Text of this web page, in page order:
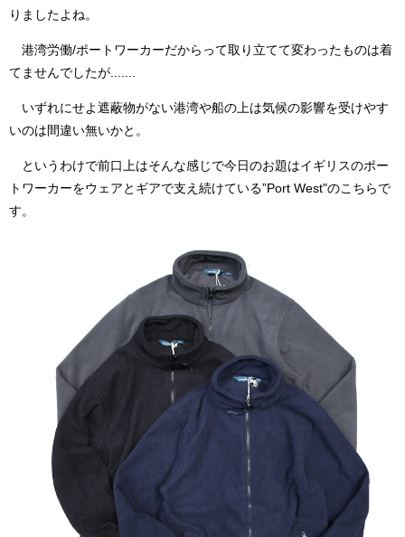
りましたよね。
港湾労働/ポートワーカーだからって取り立てて変わったものは着
てませんでしたが.......
いずれにせよ遮蔽物がない港湾や船の上は気候の影響を受けやす
いのは間違い無いかと。
というわけで前口上はそんな感じで今日のお題はイギリスのポー
トワーカーをウェアとギアで支え続けている”Port West"のこちらで
す。